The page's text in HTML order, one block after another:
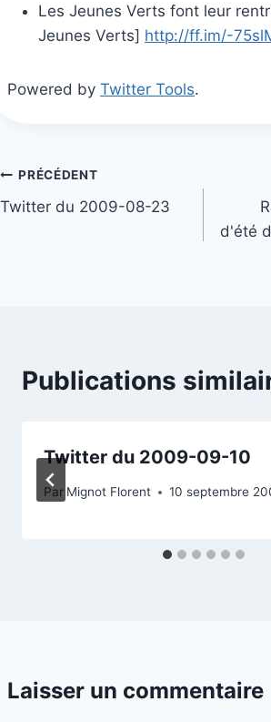
Les Jeunes Verts font leur
Jeunes Verts] http://ff.im/-
Powered by Twitter Tools.
Navigation
de
PRÉCÉDENT
Twitter du 2009-08-23
d'été
Publications
Twitter du 2009-09-10
Par Mignot Florent 10 septembre
Laisser un commentaire